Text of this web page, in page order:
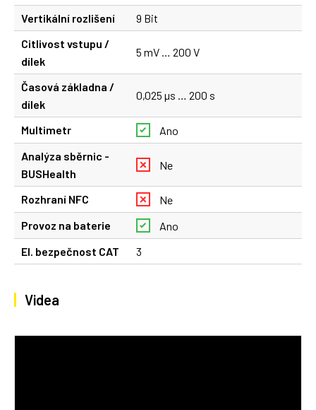
Vertikální rozlišení
9 Bit
Citlivost vstupu /
dílek
5 mV … 200 V
Časová základna /
dílek
0,025 µs … 200 s
Multimetr
Ano
Analýza sběrnic -
BUSHealth
Ne
Rozhraní NFC
Ne
Provoz na baterie
Ano
El. bezpečnost CAT
3
Videa